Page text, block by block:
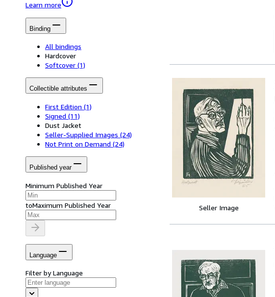
Learn more
Binding
All bindings
Hardcover
Softcover (1)
Collectible attributes
First Edition (1)
Signed (11)
Dust Jacket
Seller-Supplied Images (24)
Not Print on Demand (24)
Published year
Minimum Published Year
toMaximum Published Year
Language
Filter by Language
Seller Image